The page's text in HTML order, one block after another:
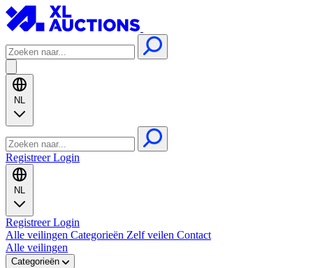
NL
RegistreerLogin
NL
RegistreerLogin
Alle veilingen Categorieën Zelf veilen Contact
Alle veilingen
Categorieën